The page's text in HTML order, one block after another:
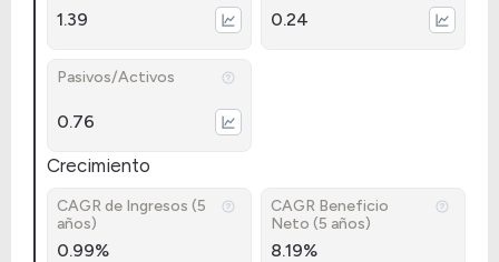
1.39 0.24
Pasivos/Activos
0.76
Crecimiento
CAGR de Ingresos (5
años)
0.99%
CAGR Beneficio
Neto (5 años)
8.19%